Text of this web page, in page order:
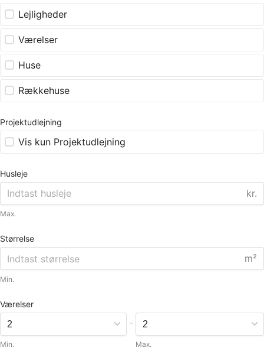
Lejligheder
Værelser
Huse
Rækkehuse
Projektudlejning
Vis kun Projektudlejning
Husleje
kr.
Max.
Størrelse
m²
Min.
Værelser
Min.
-
Max.